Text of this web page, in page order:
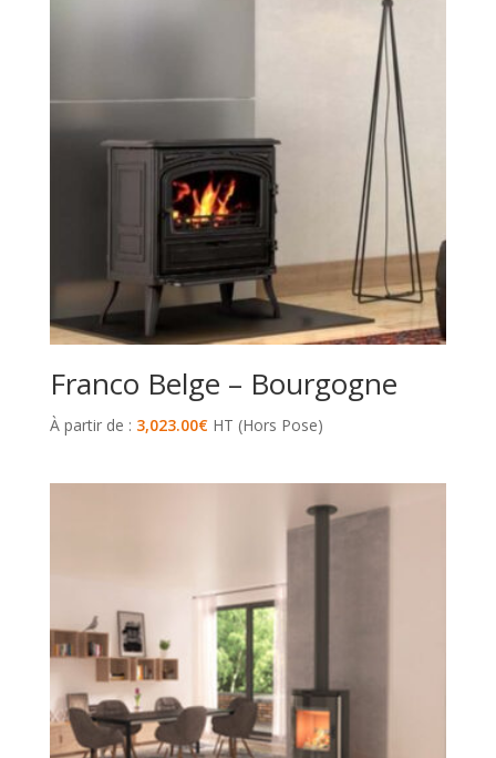
Franco Belge – Bourgogne
À partir de : 3,023.00€HT (Hors Pose)